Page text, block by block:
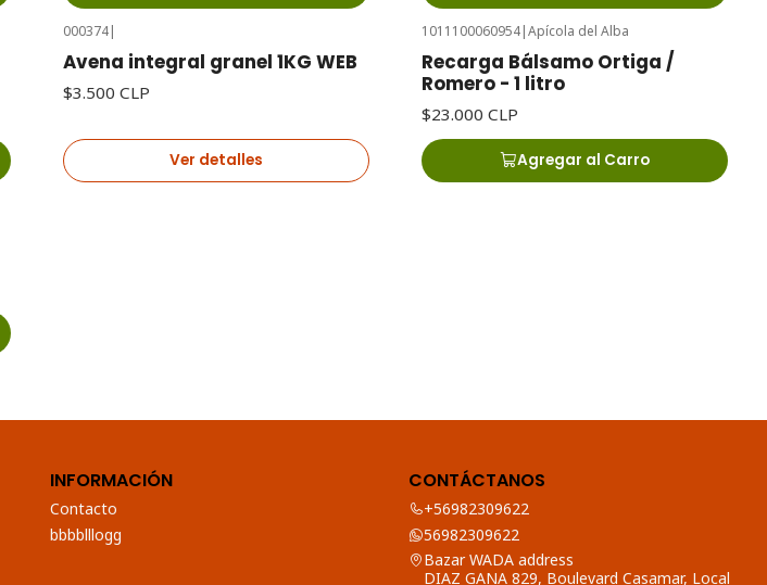
000374|
Avena integral granel 1KG WEB
$3.500 CLP
Ver detalles
1011100060954|Apícola del Alba
Recarga Bálsamo Ortiga /
Romero - 1 litro
$23.000 CLP
Agregar al Carro
INFORMACIÓN
Contacto
bbbblllogg
CONTÁCTANOS
+56982309622
56982309622
Bazar WADA address
DIAZ GANA 829, Boulevard Casamar, Local